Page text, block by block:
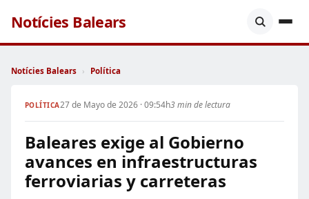
Notícies Balears
Notícies Balears › Política
POLÍTICA27 de Mayo de 2026 · 09:54h3 min de lectura
Baleares exige al Gobierno
avances en infraestructuras
ferroviarias y carreteras